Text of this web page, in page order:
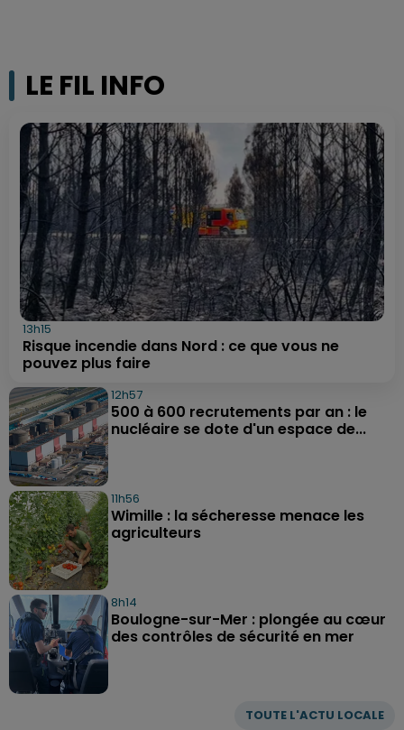
LE FIL INFO
TOUTE L'ACTU LOCALE
13h15
Risque incendie dans Nord : ce que vous ne
pouvez plus faire
12h57
500 à 600 recrutements par an : le
nucléaire se dote d'un espace de...
11h56
Wimille : la sécheresse menace les
agriculteurs
8h14
Boulogne-sur-Mer : plongée au cœur
des contrôles de sécurité en mer